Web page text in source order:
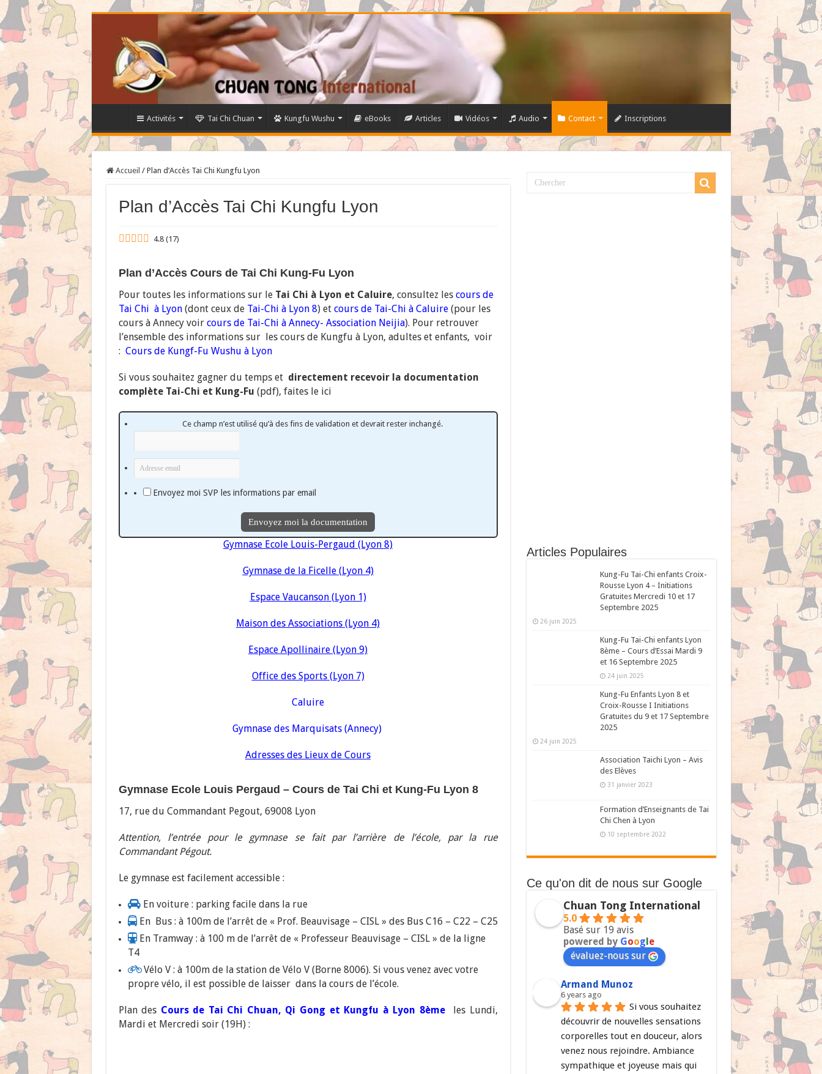
Activités Tai Chi Chuan Kungfu Wushu eBooks Articles Vidéos Audio Contact Inscriptions
Accueil / Plan d’Accès Tai Chi Kungfu Lyon
Plan d’Accès Tai Chi Kungfu Lyon
4.8 (17)
Plan d’Accès Cours de Tai Chi Kung-Fu Lyon
Pour toutes les informations sur le Tai Chi à Lyon et Caluire, consultez les cours de
Tai Chi à Lyon(dont ceux de Tai-Chi à Lyon 8) et cours de Tai-Chi à Caluire(pour les
cours à Annecy voir cours de Tai-Chi à Annecy- Association Neijia). Pour retrouver
l’ensemble des informations sur les cours de Kungfu à Lyon, adultes et enfants, voir
: Cours de Kungf-Fu Wushu à Lyon
Si vous souhaitez gagner du temps et directement recevoir la documentation
complète Tai-Chi et Kung-Fu (pdf), faites le ici
Ce champ n’est utilisé qu’à des fins de validation et devrait rester inchangé.
Envoyez moi SVP les informations par email
Gymnase Ecole Louis-Pergaud (Lyon 8)
Gymnase de la Ficelle (Lyon 4)
Espace Vaucanson (Lyon 1)
Maison des Associations (Lyon 4)
Espace Apollinaire (Lyon 9)
Office des Sports (Lyon 7)
Caluire
Gymnase des Marquisats (Annecy)
Adresses des Lieux de Cours
Gymnase Ecole Louis Pergaud – Cours de Tai Chi et Kung-Fu Lyon 8
17, rue du Commandant Pegout, 69008 Lyon
Attention, l’entrée pour le gymnase se fait par l’arrière de l’école, par la rue
Commandant Pégout.
Le gymnase est facilement accessible :
En voiture : parking facile dans la rue
En Bus : à 100m de l’arrêt de « Prof. Beauvisage – CISL » des Bus C16 – C22 – C25
En Tramway : à 100 m de l’arrêt de « Professeur Beauvisage – CISL » de la ligne
T4
Vélo V : à 100m de la station de Vélo V (Borne 8006). Si vous venez avec votre
propre vélo, il est possible de laisser dans la cours de l’école.
Plan des Cours de Tai Chi Chuan, Qi Gong et Kungfu à Lyon 8èmeles Lundi,
Mardi et Mercredi soir (19H) :
Articles Populaires
Kung-Fu Tai-Chi enfants Croix-
Rousse Lyon 4 – Initiations
Gratuites Mercredi 10 et 17
Septembre 2025
26 juin 2025
Kung-Fu Tai-Chi enfants Lyon
8ème – Cours d’Essai Mardi 9
et 16 Septembre 2025
24 juin 2025
Kung-Fu Enfants Lyon 8 et
Croix-Rousse I Initiations
Gratuites du 9 et 17 Septembre
2025
24 juin 2025
Association Taichi Lyon – Avis
des Elèves
31 janvier 2023
Formation d’Enseignants de Tai
Chi Chen à Lyon
10 septembre 2022
Ce qu'on dit de nous sur Google
Chuan Tong International
5.0
Basé sur 19 avis
powered by Goog e
évaluez-nous sur
Armand Munoz
6 years ago
Si vous souhaitez
découvrir de nouvelles sensations
corporelles tout en douceur, alors
venez nous rejoindre. Ambiance
sympathique et joyeuse mais qui